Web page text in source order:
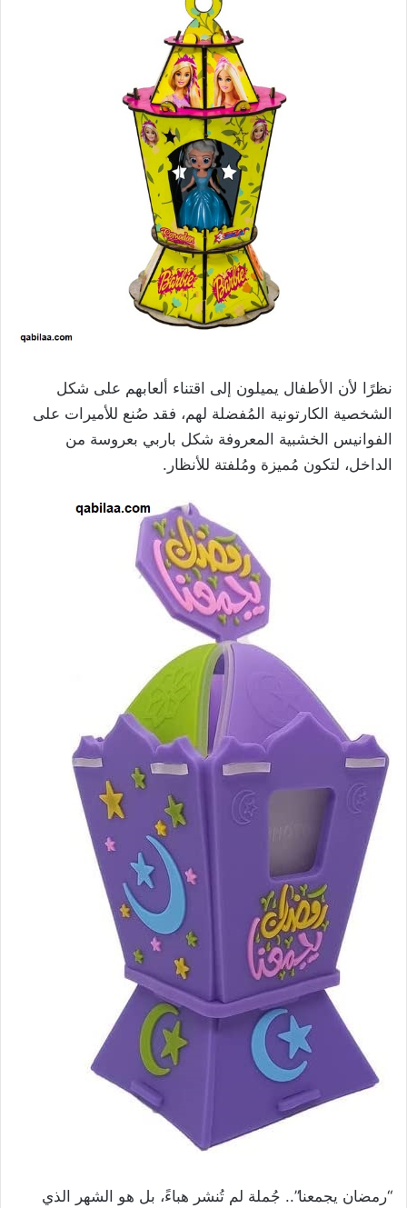
نظرًا لأن الأطفال يميلون إلى اقتناء ألعابهم على شكل
الشخصية الكارتونية المُفضلة لهم، فقد صُنع للأميرات على
الفوانيس الخشبية المعروفة شكل باربي بعروسة من
الداخل، لتكون مُميزة ومُلفتة للأنظار.
“رمضان يجمعنا”.. جُملة لم تُنشر هباءً، بل هو الشهر الذي